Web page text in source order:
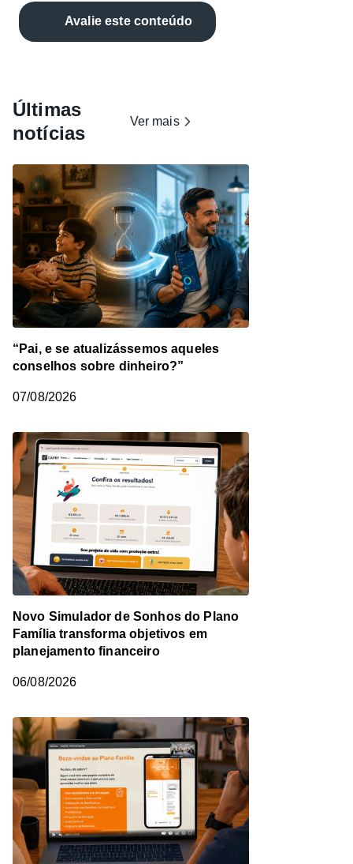
Avalie este conteúdo
Últimas
notícias
Ver mais
“Pai, e se atualizássemos aqueles
conselhos sobre dinheiro?”
07/08/2026
Novo Simulador de Sonhos do Plano
Família transforma objetivos em
planejamento financeiro
06/08/2026